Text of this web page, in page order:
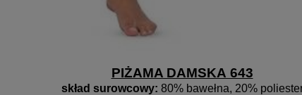
PIŻAMA DAMSKA 643
skład surowcowy: 80% bawełna, 20%